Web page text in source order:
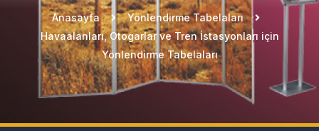
Anasayfa
Yönlendirme Tabelaları
Havaalanları, Otogarlar ve Tren İstasyonları için
Yönlendirme Tabelaları